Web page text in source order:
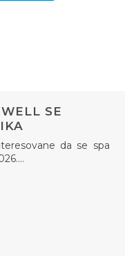
SE
da se spa